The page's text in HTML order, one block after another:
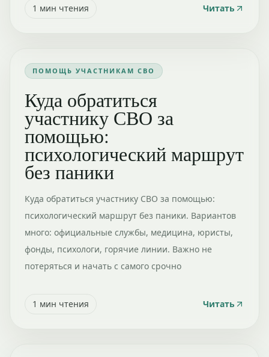
1 мин чтения Читать
ПОМОЩЬ УЧАСТНИКАМ СВО
Куда обратиться
участнику СВО за
помощью:
психологический маршрут
без паники
Куда обратиться участнику СВО за помощью:
психологический маршрут без паники. Вариантов
много: официальные службы, медицина, юристы,
фонды, психологи, горячие линии. Важно не
потеряться и начать с самого срочно
1 мин чтения Читать